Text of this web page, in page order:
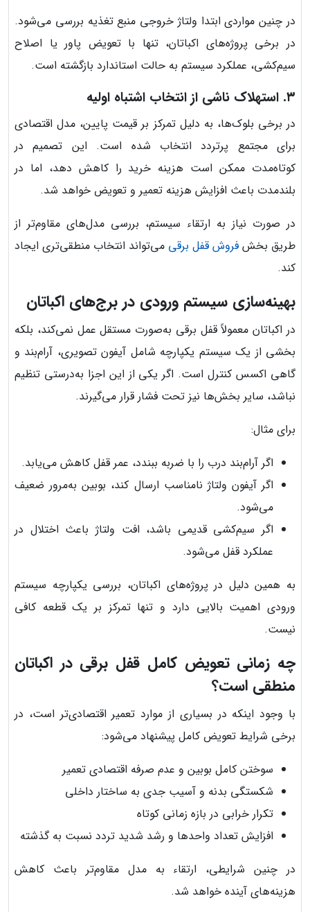
در چنین مواردی ابتدا ولتاژ خروجی منبع تغذیه بررسی می‌شود.
در برخی پروژه‌های اکباتان، تنها با تعویض پاور یا اصلاح
سیم‌کشی، عملکرد سیستم به حالت استاندارد بازگشته است.
۳. استهلاک ناشی از انتخاب اشتباه اولیه
در برخی بلوک‌ها، به دلیل تمرکز بر قیمت پایین، مدل اقتصادی
برای مجتمع پرتردد انتخاب شده است. این تصمیم در
کوتاه‌مدت ممکن است هزینه خرید را کاهش دهد، اما در
بلندمدت باعث افزایش هزینه تعمیر و تعویض خواهد شد.
در صورت نیاز به ارتقاء سیستم، بررسی مدل‌های مقاوم‌تر از
طریق بخش فروش قفل برقی می‌تواند انتخاب منطقی‌تری ایجاد
کند.
بهینه‌سازی سیستم ورودی در برج‌های اکباتان
در اکباتان معمولاً قفل برقی به‌صورت مستقل عمل نمی‌کند، بلکه
بخشی از یک سیستم یکپارچه شامل آیفون تصویری، آرام‌بند و
گاهی اکسس کنترل است. اگر یکی از این اجزا به‌درستی تنظیم
نباشد، سایر بخش‌ها نیز تحت فشار قرار می‌گیرند.
برای مثال:
اگر آرام‌بند درب را با ضربه ببندد، عمر قفل کاهش می‌یابد.
اگر آیفون ولتاژ نامناسب ارسال کند، بوبین به‌مرور ضعیف
می‌شود.
اگر سیم‌کشی قدیمی باشد، افت ولتاژ باعث اختلال در
عملکرد قفل می‌شود.
به همین دلیل در پروژه‌های اکباتان، بررسی یکپارچه سیستم
ورودی اهمیت بالایی دارد و تنها تمرکز بر یک قطعه کافی
نیست.
چه زمانی تعویض کامل قفل برقی در اکباتان
منطقی است؟
با وجود اینکه در بسیاری از موارد تعمیر اقتصادی‌تر است، در
برخی شرایط تعویض کامل پیشنهاد می‌شود:
سوختن کامل بوبین و عدم صرفه اقتصادی تعمیر
شکستگی بدنه و آسیب جدی به ساختار داخلی
تکرار خرابی در بازه زمانی کوتاه
افزایش تعداد واحدها و رشد شدید تردد نسبت به گذشته
در چنین شرایطی، ارتقاء به مدل مقاوم‌تر باعث کاهش
هزینه‌های آینده خواهد شد.